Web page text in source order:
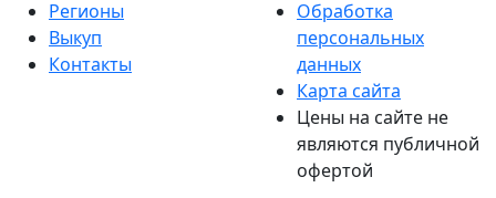
Регионы
Выкуп
Контакты
Обработка
персональных
данных
Карта сайта
Цены на сайте не
являются публичной
офертой